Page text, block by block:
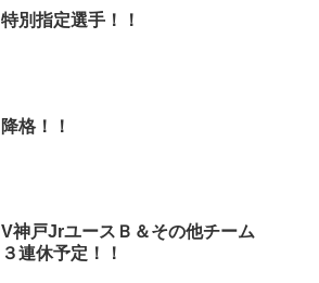
特別指定選手！！
降格！！
V神戸JrユースＢ＆その他チーム
３連休予定！！